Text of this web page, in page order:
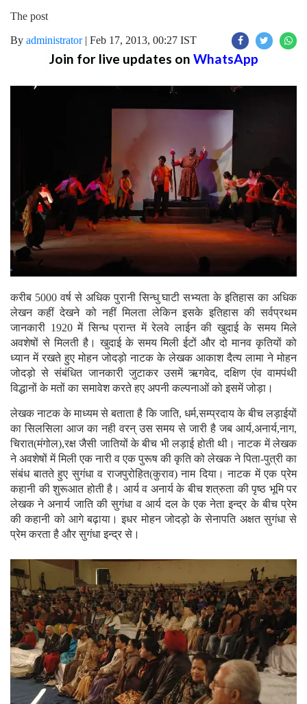
The post
By administrator| Feb 17, 2013, 00:27 IST
Join for live updates on WhatsApp
करीब 5000 वर्ष से अधिक पुरानी सिन्धु घाटी सभ्यता के इतिहास का अधिक
लेखन कहीं देखने को नहीं मिलता लेकिन इसके इतिहास की सर्वप्रथम
जानकारी 1920 में सिन्ध प्रान्त में रेलवे लाईन की खुदाई के समय मिले
अवशेषों से मिलती है। खुदाई के समय मिली ईटों और दो मानव कृतियों को
ध्यान में रखते हुए मोहन जोदड़ो नाटक के लेखक आकाश दैत्य लामा ने मोहन
जोदड़ो से संबंधित जानकारी जुटाकर उसमें ऋगवेद, दक्षिण एंव वामपंथी
विद्धानों के मतों का समावेश करते हए अपनी कल्पनाओं को इसमें जोड़ा।
लेखक नाटक के माध्यम से बताता है कि जाति, धर्म,सम्प्रदाय के बीच लड़ाईयों
का सिलसिला आज का नही वरन् उस समय से जारी है जब आर्य,अनार्य,नाग,
चिरात(मंगोल),रक्ष जैसी जातियों के बीच भी लड़ाई होती थी। नाटक में लेखक
ने अवशेषों में मिली एक नारी व एक पुरूष की कृति को लेखक ने पिता-पुत्री का
संबंध बातते हुए सुगंधा व राजपुरोहित(कुराव) नाम दिया। नाटक में एक प्रेम
कहानी की शुरूआत होती है। आर्य व अनार्य के बीच शत्रुता की पृष्ठ भूमि पर
लेखक ने अनार्य जाति की सुगंधा व आर्य दल के एक नेता इन्द्र के बीच प्रेम
की कहानी को आगे बढ़ाया। इधर मोहन जोदड़ो के सेनापति अक्षत सुगंधा से
प्रेम करता है और सुगंधा इन्द्र से।